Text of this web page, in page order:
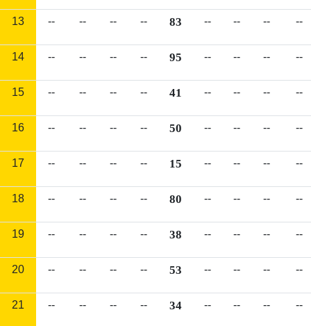
13 -- -- -- -- 83 -- -- -- --
14 -- -- -- -- 95 -- -- -- --
15 -- -- -- -- 41 -- -- -- --
16 -- -- -- -- 50 -- -- -- --
17 -- -- -- -- 15 -- -- -- --
18 -- -- -- -- 80 -- -- -- --
19 -- -- -- -- 38 -- -- -- --
20 -- -- -- -- 53 -- -- -- --
21 -- -- -- -- 34 -- -- -- --